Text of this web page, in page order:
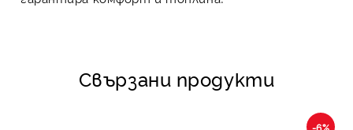
Свързани продукти
-6%